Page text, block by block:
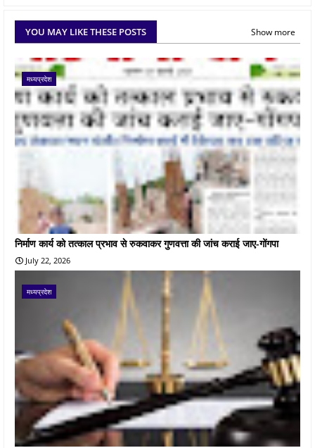
YOU MAY LIKE THESE POSTS Show more
मध्यप्रदेश
निर्माण कार्य को तत्काल प्रभाव से रुकवाकर गुणवत्ता की जांच कराई जाए-गोंगपा
July 22, 2026
मध्यप्रदेश